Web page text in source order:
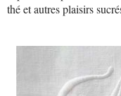
thé et autres plaisirs